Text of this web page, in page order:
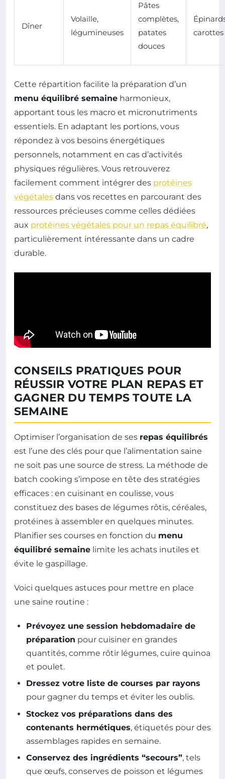
Dîner
Volaille,
légumineuses
Pâtes
complètes,
patates
douces
carottes
Cette répartition facilite la préparation d’un
menu équilibré semaine harmonieux,
apportant tous les macro et micronutriments
essentiels. En adaptant les portions, vous
répondez à vos besoins énergétiques
personnels, notamment en cas d’activités
physiques régulières. Vous retrouverez
facilement comment intégrer des protéines
végétales dans vos recettes en parcourant des
ressources précieuses comme celles dédiées
aux protéines végétales pour un repas équilibré,
particulièrement intéressante dans un cadre
durable.
CONSEILS PRATIQUES POUR
RÉUSSIR VOTRE PLAN REPAS ET
GAGNER DU TEMPS TOUTE LA
SEMAINE
Optimiser l’organisation de ses repas équilibrés
est l’une des clés pour que l’alimentation saine
ne soit pas une source de stress. La méthode de
batch cooking s’impose en tête des stratégies
efficaces : en cuisinant en coulisse, vous
constituez des bases de légumes rôtis, céréales,
protéines à assembler en quelques minutes.
Planifier ses courses en fonction du menu
équilibré semaine limite les achats inutiles et
évite le gaspillage.
Voici quelques astuces pour mettre en place
une saine routine :
Prévoyez une session hebdomadaire de
préparation pour cuisiner en grandes
quantités, comme rôtir légumes, cuire quinoa
et poulet.
Dressez votre liste de courses par rayons
pour gagner du temps et éviter les oublis.
Stockez vos préparations dans des
contenants hermétiques, étiquetés pour des
assemblages rapides en semaine.
Conservez des ingrédients “secours”, tels
que œufs, conserves de poisson et légumes